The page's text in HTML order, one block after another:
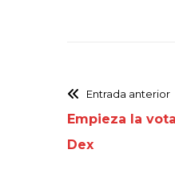
Entrada anterior
Empieza la
Dex